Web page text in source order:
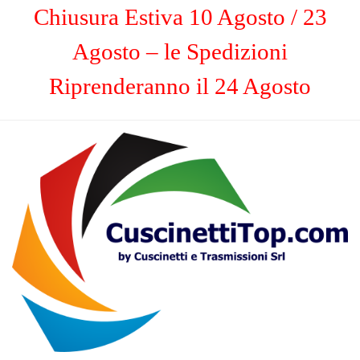
Chiusura Estiva 10 Agosto / 23
Agosto – le Spedizioni
Riprenderanno il 24 Agosto